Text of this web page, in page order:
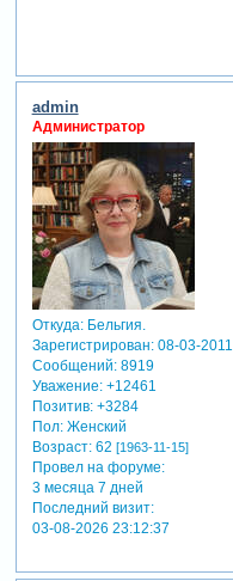
admin
Администратор
Откуда:Бельгия.
Зарегистрирован: 08-03-2011
Сообщений:8919
Уважение: +12461
Позитив: +3284
Пол:Женский
Возраст:62 [1963-11-15]
Провел на форуме:
3 месяца 7 дней
Последний визит:
03-08-2026 23:12:37